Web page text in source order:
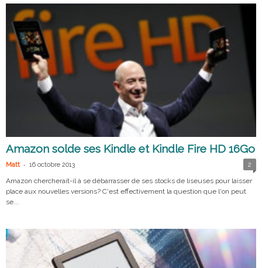
Amazon solde ses Kindle et Kindle Fire HD 16Go
Matt - 16 octobre 2013 2
Amazon chercherait-il à se débarrasser de ses stocks de liseuses pour laisser
place aux nouvelles versions? C'est effectivement la question que l'on peut
se...